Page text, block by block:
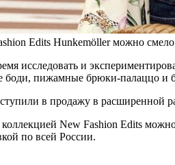
Edits Hunkemöller можно
исследовать и
боди, пижамные брюки-палаццо и
в продажу в расширенной
New Fashion Edits
по всей России.